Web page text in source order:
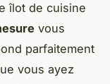
îlot de cuisine
vous
parfaitement
vous ayez